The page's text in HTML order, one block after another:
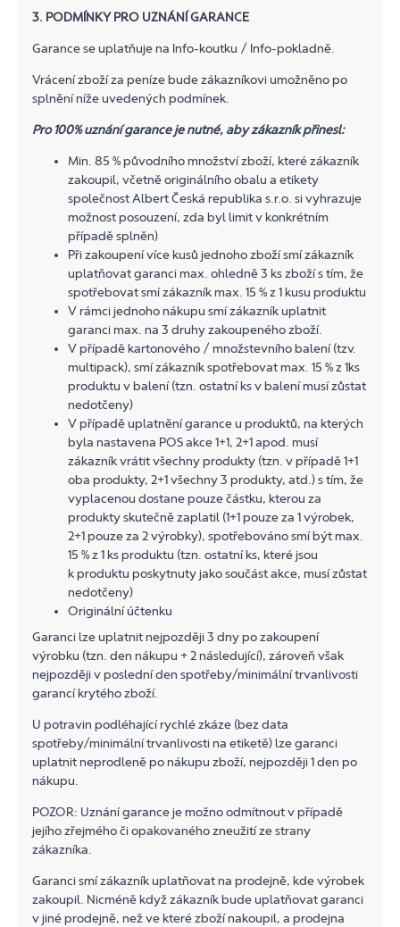
3. PODMÍNKY PRO UZNÁNÍ GARANCE
Garance se uplatňuje na Info-koutku / Info-pokladně.
Vrácení zboží za peníze bude zákazníkovi umožněno po
splnění níže uvedených podmínek.
Pro 100% uznání garance je nutné, aby zákazník přinesl:
Min. 85 % původního množství zboží, které zákazník
zakoupil, včetně originálního obalu a etikety
společnost Albert Česká republika s.r.o. si vyhrazuje
možnost posouzení, zda byl limit v konkrétním
případě splněn)
Při zakoupení více kusů jednoho zboží smí zákazník
uplatňovat garanci max. ohledně 3 ks zboží s tím, že
spotřebovat smí zákazník max. 15 % z 1 kusu produktu
V rámci jednoho nákupu smí zákazník uplatnit
garanci max. na 3 druhy zakoupeného zboží.
V případě kartonového / množstevního balení (tzv.
multipack), smí zákazník spotřebovat max. 15 % z 1ks
produktu v balení (tzn. ostatní ks v balení musí zůstat
nedotčeny)
V případě uplatnění garance u produktů, na kterých
byla nastavena POS akce 1+1, 2+1 apod. musí
zákazník vrátit všechny produkty (tzn. v případě 1+1
oba produkty, 2+1 všechny 3 produkty, atd.) s tím, že
vyplacenou dostane pouze částku, kterou za
produkty skutečně zaplatil (1+1 pouze za 1 výrobek,
2+1 pouze za 2 výrobky), spotřebováno smí být max.
15 % z 1 ks produktu (tzn. ostatní ks, které jsou
k produktu poskytnuty jako součást akce, musí zůstat
nedotčeny)
Originální účtenku
Garanci lze uplatnit nejpozději 3 dny po zakoupení
výrobku (tzn. den nákupu + 2 následující), zároveň však
nejpozději v poslední den spotřeby/minimální trvanlivosti
garancí krytého zboží.
U potravin podléhající rychlé zkáze (bez data
spotřeby/minimální trvanlivosti na etiketě) lze garanci
uplatnit neprodleně po nákupu zboží, nejpozději 1 den po
nákupu.
POZOR: Uznání garance je možno odmítnout v případě
jejího zřejmého či opakovaného zneužití ze strany
zákazníka.
Garanci smí zákazník uplatňovat na prodejně, kde výrobek
zakoupil. Nicméně když zákazník bude uplatňovat garanci
v jiné prodejně, než ve které zboží nakoupil, a prodejna